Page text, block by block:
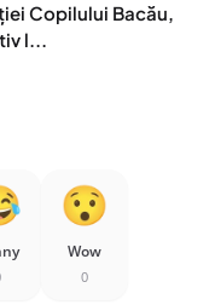
Copilului Bacău,
l...
Wow
0